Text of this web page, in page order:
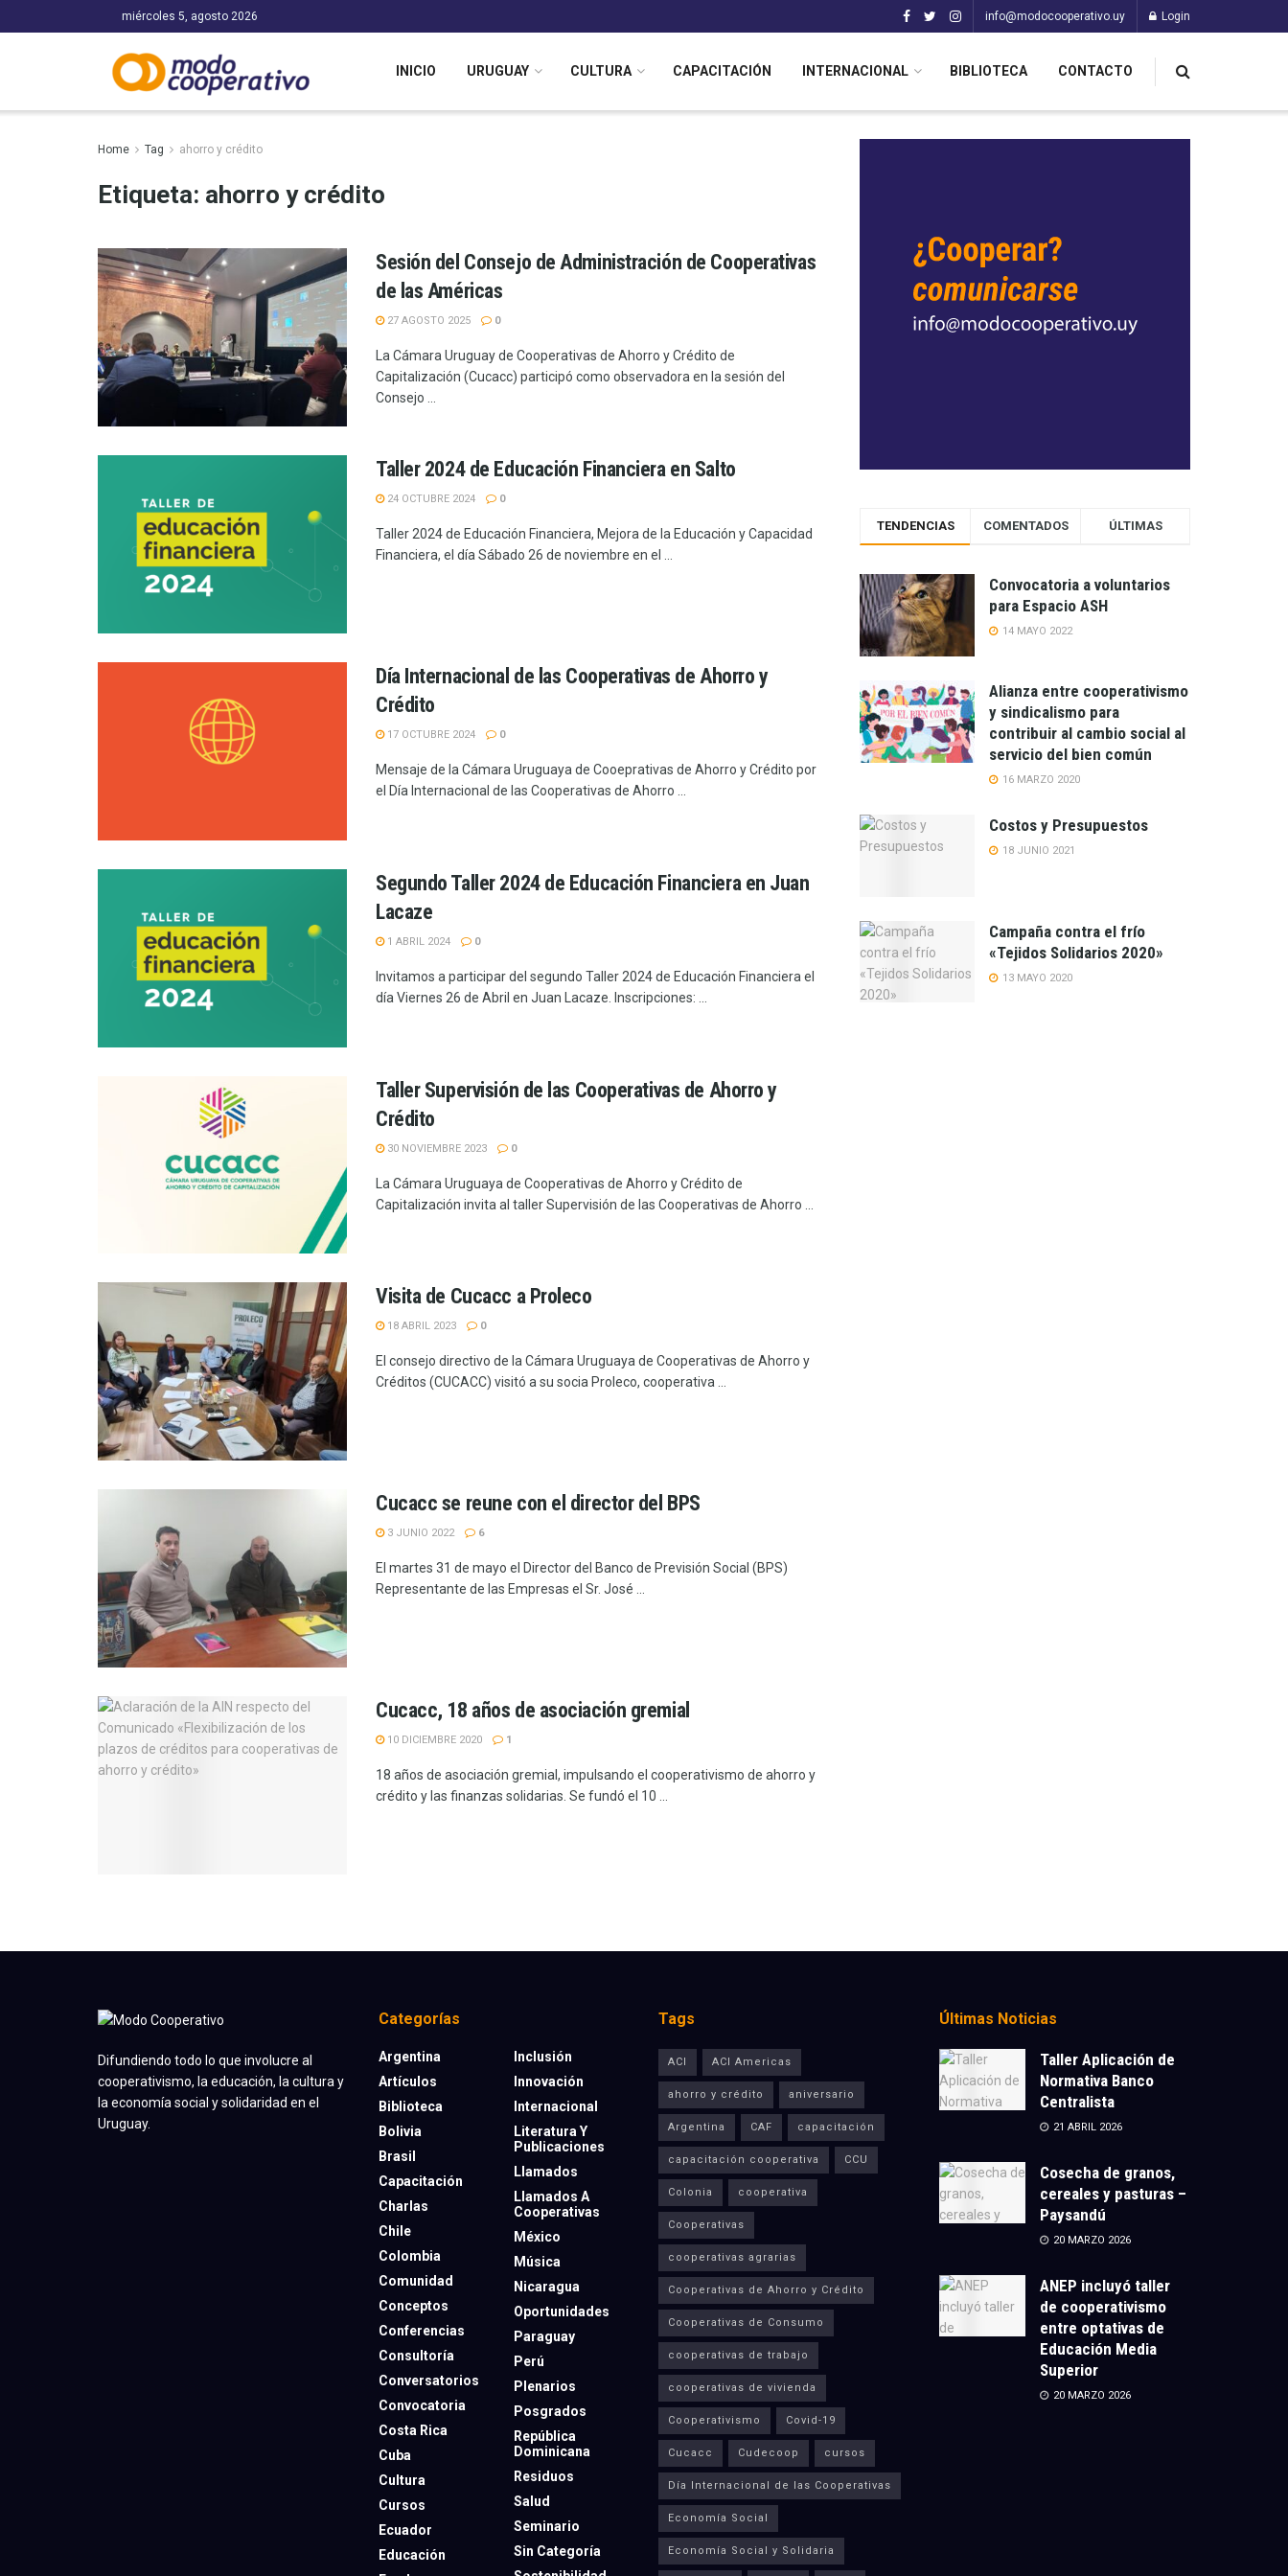
miércoles 5, agosto 2026 info@modocooperativo.uy Login
INICIO URUGUAY CULTURA CAPACITACIÓN INTERNACIONAL BIBLIOTECA CONTACTO
Home Tag ahorro y crédito
Etiqueta: ahorro y crédito
Sesión del Consejo de Administración de Cooperativas
de las Américas
27 AGOSTO 2025 0
La Cámara Uruguay de Cooperativas de Ahorro y Crédito de
Capitalización (Cucacc) participó como observadora en la sesión del
Consejo ...
Taller 2024 de Educación Financiera en Salto
24 OCTUBRE 2024 0
Taller 2024 de Educación Financiera, Mejora de la Educación y Capacidad
Financiera, el día Sábado 26 de noviembre en el ...
Día Internacional de las Cooperativas de Ahorro y
Crédito
17 OCTUBRE 2024 0
Mensaje de la Cámara Uruguaya de Cooeprativas de Ahorro y Crédito por
el Día Internacional de las Cooperativas de Ahorro ...
Segundo Taller 2024 de Educación Financiera en Juan
Lacaze
1 ABRIL 2024 0
Invitamos a participar del segundo Taller 2024 de Educación Financiera el
día Viernes 26 de Abril en Juan Lacaze. Inscripciones: ...
Taller Supervisión de las Cooperativas de Ahorro y
Crédito
30 NOVIEMBRE 2023 0
La Cámara Uruguaya de Cooperativas de Ahorro y Crédito de
Capitalización invita al taller Supervisión de las Cooperativas de Ahorro ...
Visita de Cucacc a Proleco
18 ABRIL 2023 0
El consejo directivo de la Cámara Uruguaya de Cooperativas de Ahorro y
Créditos (CUCACC) visitó a su socia Proleco, cooperativa ...
Cucacc se reune con el director del BPS
3 JUNIO 2022 6
El martes 31 de mayo el Director del Banco de Previsión Social (BPS)
Representante de las Empresas el Sr. José ...
Cucacc, 18 años de asociación gremial
10 DICIEMBRE 2020 1
18 años de asociación gremial, impulsando el cooperativismo de ahorro y
crédito y las finanzas solidarias. Se fundó el 10 ...
TENDENCIAS COMENTADOS ÚLTIMAS
Convocatoria a voluntarios
para Espacio ASH
14 MAYO 2022
Alianza entre cooperativismo
y sindicalismo para
contribuir al cambio social al
servicio del bien común
16 MARZO 2020
Costos y Presupuestos
18 JUNIO 2021
Campaña contra el frío
«Tejidos Solidarios 2020»
13 MAYO 2020
Difundiendo todo lo que involucre al
cooperativismo, la educación, la cultura y
la economía social y solidaridad en el
Uruguay.
Categorías
Argentina
Artículos
Biblioteca
Bolivia
Brasil
Capacitación
Charlas
Chile
Colombia
Comunidad
Conceptos
Conferencias
Consultoría
Conversatorios
Convocatoria
Costa Rica
Cuba
Cultura
Cursos
Ecuador
Educación
Inclusión
Innovación
Internacional
Literatura Y
Publicaciones
Llamados
Llamados A
Cooperativas
México
Música
Nicaragua
Oportunidades
Paraguay
Perú
Plenarios
Posgrados
República
Dominicana
Residuos
Salud
Seminario
Sin Categoría
Tags
ACI ACI Americas
ahorro y crédito aniversario
Argentina CAF capacitación
capacitación cooperativa CCU
Colonia cooperativa
Cooperativas
cooperativas agrarias
Cooperativas de Ahorro y Crédito
Cooperativas de Consumo
cooperativas de trabajo
cooperativas de vivienda
Cooperativismo Covid-19
Cucacc Cudecoop cursos
Día Internacional de las Cooperativas
Economía Social
Economía Social y Solidaria
Últimas Noticias
Taller Aplicación de
Normativa Banco
Centralista
21 ABRIL 2026
Cosecha de granos,
cereales y pasturas –
Paysandú
20 MARZO 2026
ANEP incluyó taller
de cooperativismo
entre optativas de
Educación Media
Superior
20 MARZO 2026